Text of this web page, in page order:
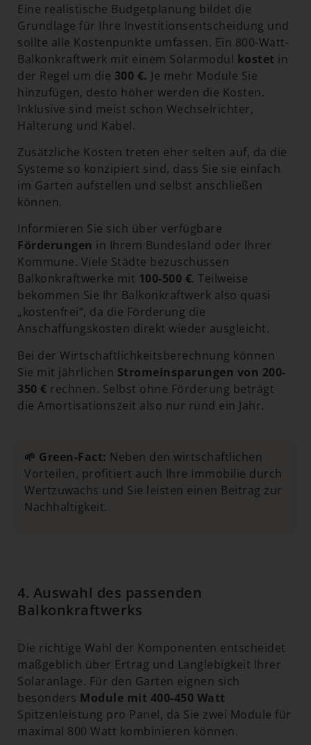
Eine realistische Budgetplanung bildet die
Grundlage für Ihre Investitionsentscheidung und
sollte alle Kostenpunkte umfassen. Ein 800-Watt-
Balkonkraftwerk mit einem Solarmodul kostet in
der Regel um die 300 €. Je mehr Module Sie
hinzufügen, desto höher werden die Kosten.
Inklusive sind meist schon Wechselrichter,
Halterung und Kabel.
Zusätzliche Kosten treten eher selten auf, da die
Systeme so konzipiert sind, dass Sie sie einfach
im Garten aufstellen und selbst anschließen
können.
Informieren Sie sich über verfügbare
Förderungen in Ihrem Bundesland oder Ihrer
Kommune. Viele Städte bezuschussen
Balkonkraftwerke mit 100-500 €. Teilweise
bekommen Sie Ihr Balkonkraftwerk also quasi
„kostenfrei“, da die Förderung die
Anschaffungskosten direkt wieder ausgleicht.
Bei der Wirtschaftlichkeitsberechnung können
Sie mit jährlichen Stromeinsparungen von 200-
350 € rechnen. Selbst ohne Förderung beträgt
die Amortisationszeit also nur rund ein Jahr.
🌱 Green-Fact: Neben den wirtschaftlichen
Vorteilen, profitiert auch Ihre Immobilie durch
Wertzuwachs und Sie leisten einen Beitrag zur
Nachhaltigkeit.
4. Auswahl des passenden
Balkonkraftwerks
Die richtige Wahl der Komponenten entscheidet
maßgeblich über Ertrag und Langlebigkeit Ihrer
Solaranlage. Für den Garten eignen sich
besonders Module mit 400-450 Watt
Spitzenleistung pro Panel, da Sie zwei Module für
maximal 800 Watt kombinieren können.